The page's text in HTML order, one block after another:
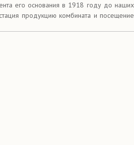
его основания в 1918 году до наших
продукцию комбината и посещение